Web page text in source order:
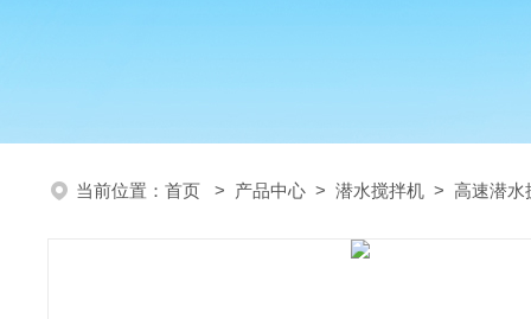
当前位置： 首页 > 产品中心 > 潜水搅拌机 > 高速潜水